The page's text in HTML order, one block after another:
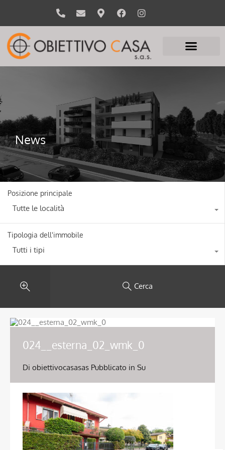
News
Posizione principale
Tutte le località
Tipologia dell'immobile
Tutti i tipi
Cerca
024__esterna_02_wmk_0
Di obiettivocasasas Pubblicato in Su